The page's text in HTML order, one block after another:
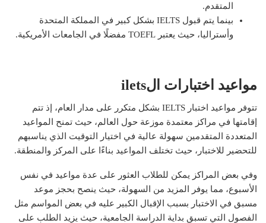
المتقدم.
بينما يتم قبول IELTS بشكل كبير في المملكة المتحدة
وأستراليا، حيث يعتبر TOEFL مفضلًا في الجامعات الأمريكية.
مواعيد اختبارات الilets
تتوفر مواعيد اختبار IELTS بشكل متكرر على مدار العام، إذ تتم
إقامتها في مراكز معتمدة موزعة حول العالم، حيث تمنح المواعيد
المتعددة المتقدمين سهولة عالية في اختيار التوقيت الذي يناسبهم
للتحضير للاختبار، حيث تختلف المواعيد بناءًا على المركز والمنطقة.
وفي بعض المراكز يمكن للطلاب العثور على عدة مواعيد في نفس
الأسبوع، مما يوفر المزيد من السهولة، حيث ينصح بحجز موعد
مسبق في الاختبار بسبب الإقبال الكبير عليه في بعض المواسم مثل
الفصول التي تسبق بداية الدراسة الجامعية، حيث يزيد الطلب على